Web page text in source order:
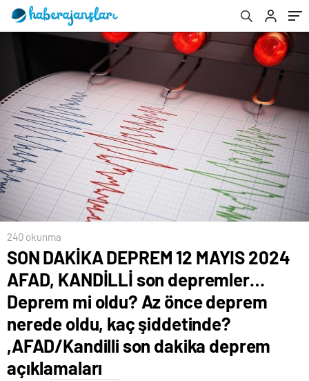
Az önce deprem nerede oldu, kaç
şiddetinde? ,AFAD/Kandilli son dakika
deprem açıklamaları
240 okunma
SON DAKİKA DEPREM 12 MAYIS 2024
AFAD, KANDİLLİ son depremler…
Deprem mi oldu? Az önce deprem
nerede oldu, kaç şiddetinde?
,AFAD/Kandilli son dakika deprem
açıklamaları